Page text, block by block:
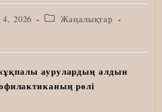
2026
Post Жаңалықтар
аурулардың алдын
рөлі